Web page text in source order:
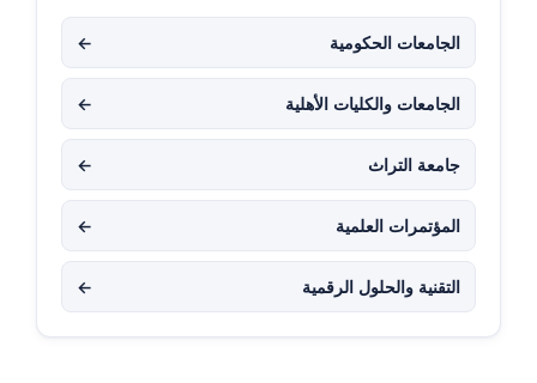
الجامعات الحكومية ←
الجامعات والكليات الأهلية ←
جامعة التراث ←
المؤتمرات العلمية ←
التقنية والحلول الرقمية ←